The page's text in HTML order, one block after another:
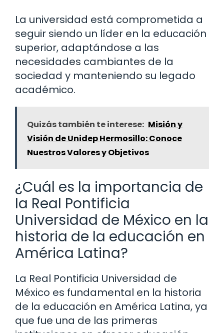
La universidad está comprometida a
seguir siendo un líder en la educación
superior, adaptándose a las
necesidades cambiantes de la
sociedad y manteniendo su legado
académico.
Quizás también te interese: Misión y
Visión de Unidep Hermosillo: Conoce
Nuestros Valores y Objetivos
¿Cuál es la importancia de
la Real Pontificia
Universidad de México en la
historia de la educación en
América Latina?
La Real Pontificia Universidad de
México es fundamental en la historia
de la educación en América Latina, ya
que fue una de las primeras